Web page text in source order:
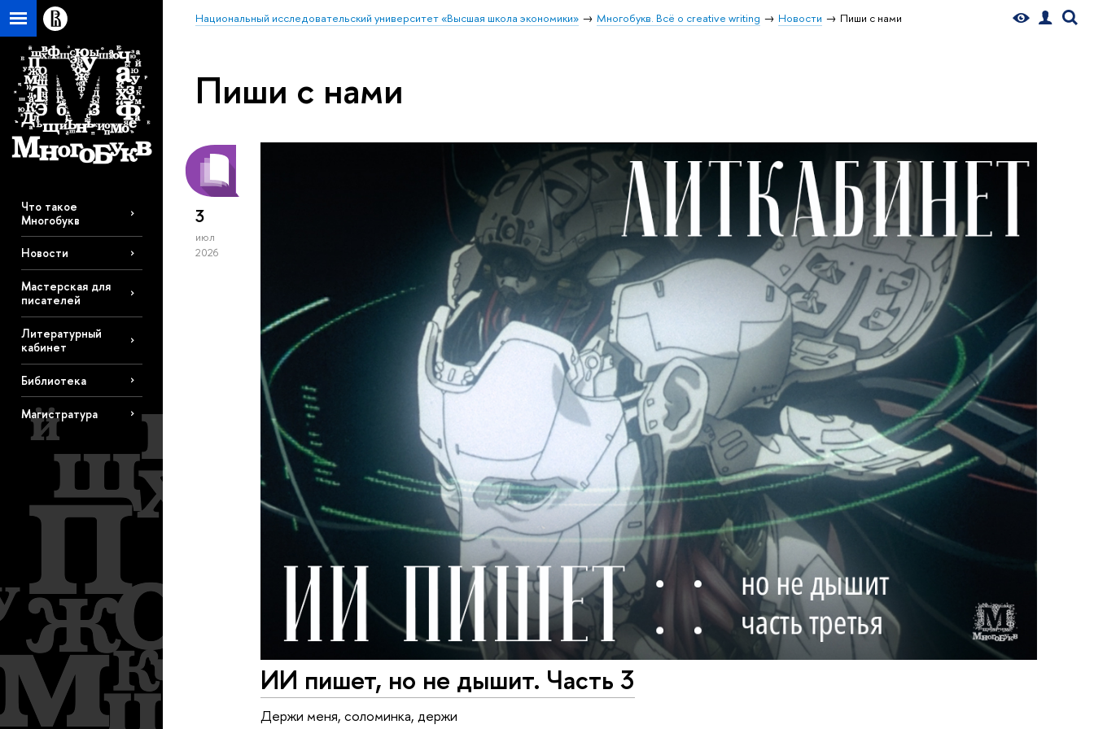
Национальный исследовательский университет «Высшая школа экономики» Многобукв. Всё о creative writing Новости Пиши с нами
Что такое
Многобукв
Новости
Мастерская для
писателей
Литературный
кабинет
Библиотека
Магистратура
Пиши с нами
3
июл
2026
ИИ пишет, но не дышит. Часть 3
Держи меня, соломинка, держи